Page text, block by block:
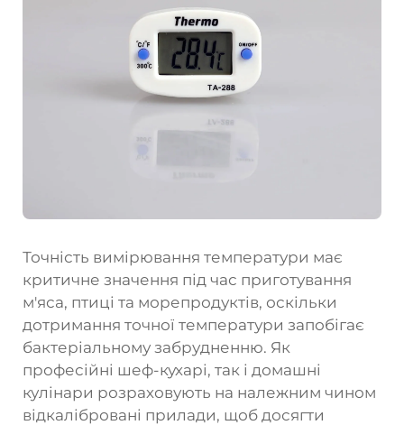
Точність вимірювання температури має
критичне значення під час приготування
м'яса, птиці та морепродуктів, оскільки
дотримання точної температури запобігає
бактеріальному забрудненню. Як
професійні шеф-кухарі, так і домашні
кулінари розраховують на належним чином
відкалібровані прилади, щоб досягти